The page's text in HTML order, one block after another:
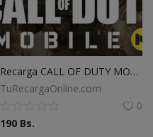
Recarga CALL OF DUTY MOBILE
TuRecargaOnline.com
0
190 Bs.